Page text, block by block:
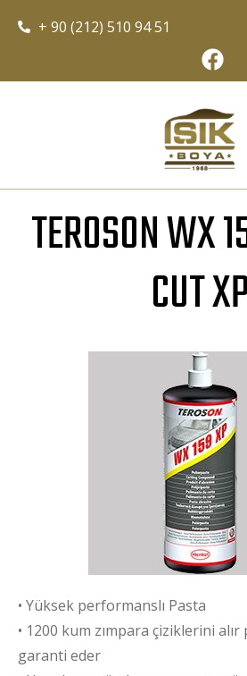
+ 90 (212) 510 94 51
TEROSON WX
CUT XP
• Yüksek performanslı Pasta
• 1200 kum zımpara çiziklerini
garanti eder